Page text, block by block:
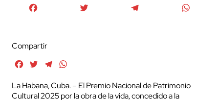
Compartir
FacebookTwitterTelegram
La Habana, Cuba. – El Premio Nacional de Patrimonio
Cultural 2025 por la obra de la vida, concedido a la